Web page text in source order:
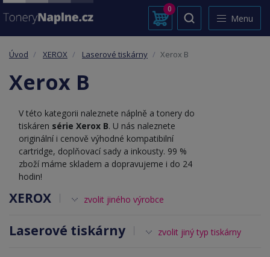
0
Menu
Úvod XEROX Laserové tiskárny Xerox B
Xerox B
V této kategorii naleznete náplně a tonery do
tiskáren série Xerox B. U nás naleznete
originální i cenově výhodné kompatibilní
cartridge, doplňovací sady a inkousty. 99 %
zboží máme skladem a dopravujeme i do 24
hodin!
XEROX zvolit jiného výrobce
Laserové tiskárny zvolit jiný typ tiskárny